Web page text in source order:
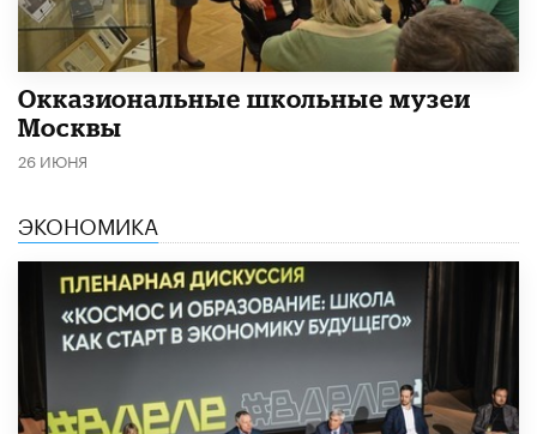
​Окказиональные школьные музеи
Москвы
26 ИЮНЯ
ЭКОНОМИКА